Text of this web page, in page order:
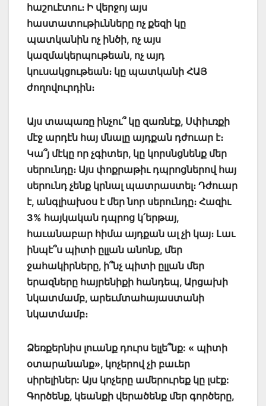
հաշուէտու։ Ի վերջոյ այս
հաստատութիւնները ոչ քեզի կը
պատկանին ոչ ինծի, ոչ այս
կազմակերպութեան, ոչ այդ
կուսակցութեան։ կը պատկանի ՀԱՅ
ժողովուրդին։
Այս տապառը ինչու՞ կը զառնէք, Սփիւռքի
մէջ արդէն հայ մնալը այդքան դժուար է։
Կա՞յ մէկը որ չգիտեր, կը կորսնցնենք մեր
սերունդը։ Այս փոքրաթիւ դպրոցներով հայ
սերունդ չենք կրնալ պատրաստել։ Դժուար
է, անգլիախօս է մեր նոր սերունդը։ Հազիւ
3% հայկական դպրոց կ՛երթայ,
հաւանաբար հիմա այդքան ալ չի կայ։ Լաւ
ինպէ՞ս պիտի ըլլան անոնք, մեր
ջահակիրները, ի՞նչ պիտի ըլլան մեր
երազները հայրենիքի հանդեպ, Արցախի
նկատմամբ, արեւմտահայաստանի
նկատմամբ։
Ձեռքերնիս լուանք դուրս ելլե՞նք: « պիտի
օտարանանք», կոչերով չի բաւեր
սիրելիներ: Այս կոչերը ամերուրեք կը լսէք:
Գործենք, կեանքի վերածենք մեր գործերը,